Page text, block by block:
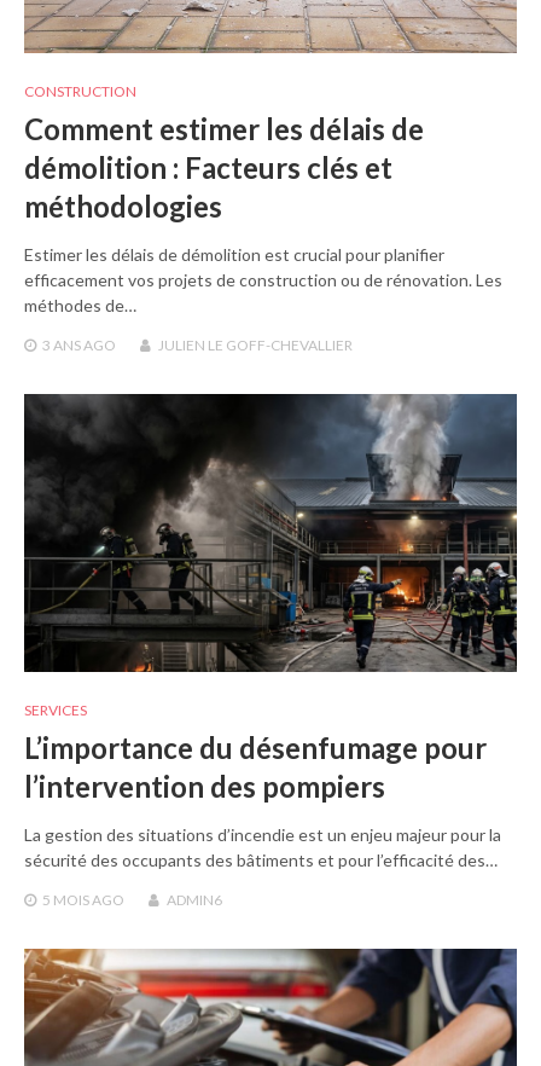
CONSTRUCTION
Comment estimer les délais de
démolition : Facteurs clés et
méthodologies
Estimer les délais de démolition est crucial pour planifier
efficacement vos projets de construction ou de rénovation. Les
méthodes de…
3 ANSAGO JULIEN LE GOFF-CHEVALLIER
SERVICES
L’importance du désenfumage pour
l’intervention des pompiers
La gestion des situations d’incendie est un enjeu majeur pour la
sécurité des occupants des bâtiments et pour l’efficacité des…
5 MOISAGO ADMIN6